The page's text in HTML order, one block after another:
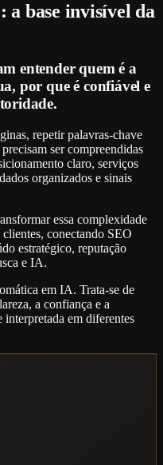
a base invisível da
entender quem é a
por que é confiável e
repetir palavras-chave
ser compreendidas
claro, serviços
organizados e sinais
essa complexidade
clientes, conectando SEO
estratégico, reputação
e IA.
em IA. Trata-se de
a confiança e a
interpretada em diferentes